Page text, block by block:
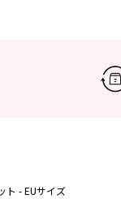
ト - EUサイズ